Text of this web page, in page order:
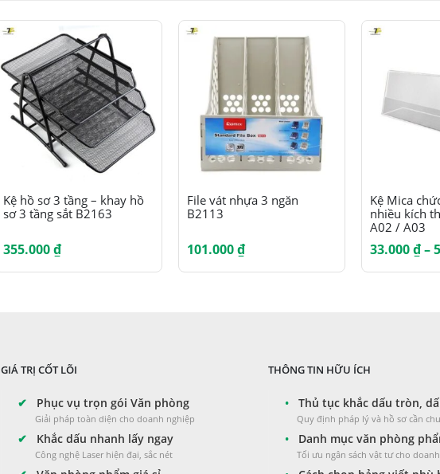
Kệ hồ sơ 3 tầng – khay hồ
sơ 3 tầng sắt B2163
355.000₫
File vát nhựa 3 ngăn
B2113
101.000₫
Kệ Mica
nhiều kích
A02 / A03
33.000₫–
GIÁ TRỊ CỐT LÕI
✔ Phục vụ trọn gói Văn phòng
Giải pháp toàn diện cho doanh nghiệp
✔ Khắc dấu nhanh lấy ngay
Công nghệ Laser hiện đại, sắc nét
THÔNG TIN HỮU ÍCH
• Thủ tục khắc dấu tròn,
Quy định pháp lý và hồ sơ cần
• Danh mục văn phòng
Tối ưu ngân sách vật tư cho